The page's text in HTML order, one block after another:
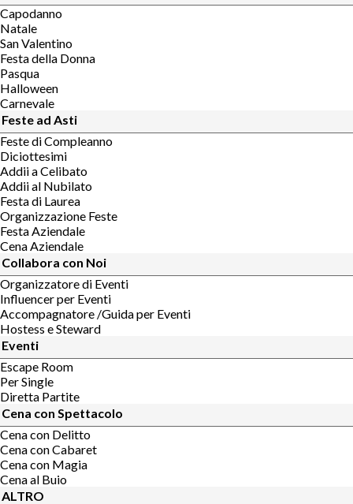
Capodanno
Natale
San Valentino
Festa della Donna
Pasqua
Halloween
Carnevale
Feste ad Asti
Feste di Compleanno
Diciottesimi
Addii a Celibato
Addii al Nubilato
Festa di Laurea
Organizzazione Feste
Festa Aziendale
Cena Aziendale
Collabora con Noi
Organizzatore di Eventi
Influencer per Eventi
Accompagnatore /Guida per Eventi
Hostess e Steward
Eventi
Escape Room
Per Single
Diretta Partite
Cena con Spettacolo
Cena con Delitto
Cena con Cabaret
Cena con Magia
Cena al Buio
ALTRO